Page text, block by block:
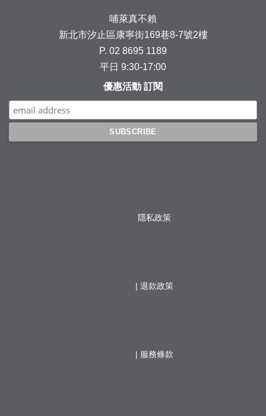
哺萊真不賴
新北市汐止區康寧街169巷8-7號2樓
P. 02 8695 1189
平日 9:30-17:00
優惠活動 訂閱
隱私政策
退款政策
服務條款